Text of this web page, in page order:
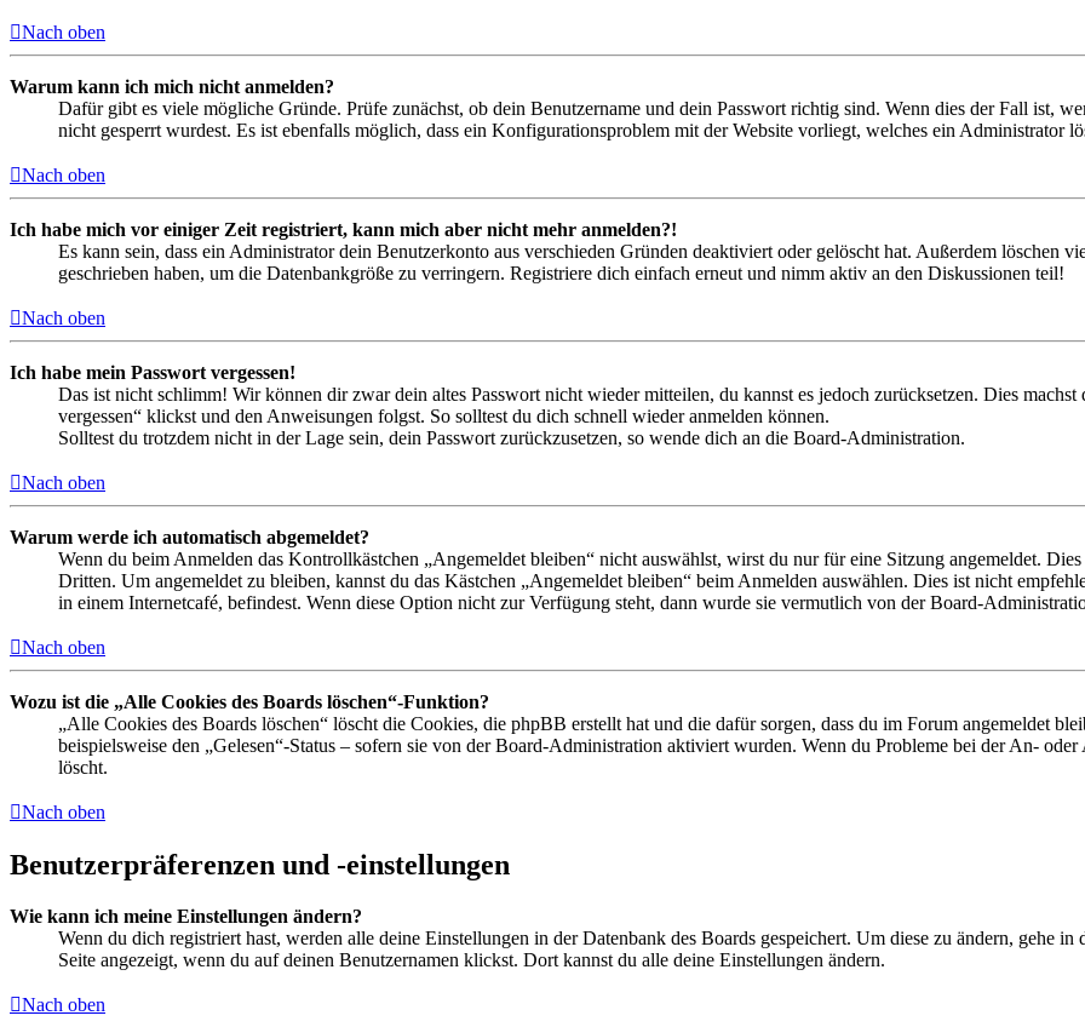
Nach oben
Warum kann ich mich nicht anmelden?
Dafür gibt es viele mögliche Gründe. Prüfe zunächst, ob dein Benutzername und dein Passwort richtig sind. Wenn dies der Fall ist,
nicht gesperrt wurdest. Es ist ebenfalls möglich, dass ein Konfigurationsproblem mit der Website vorliegt, welches ein Administrator
Nach oben
Ich habe mich vor einiger Zeit registriert, kann mich aber nicht mehr anmelden?!
Es kann sein, dass ein Administrator dein Benutzerkonto aus verschieden Gründen deaktiviert oder gelöscht hat. Außerdem löschen
geschrieben haben, um die Datenbankgröße zu verringern. Registriere dich einfach erneut und nimm aktiv an den Diskussionen teil!
Nach oben
Ich habe mein Passwort vergessen!
Das ist nicht schlimm! Wir können dir zwar dein altes Passwort nicht wieder mitteilen, du kannst es jedoch zurücksetzen. Dies
vergessen“ klickst und den Anweisungen folgst. So solltest du dich schnell wieder anmelden können.
Solltest du trotzdem nicht in der Lage sein, dein Passwort zurückzusetzen, so wende dich an die Board-Administration.
Nach oben
Warum werde ich automatisch abgemeldet?
Wenn du beim Anmelden das Kontrollkästchen „Angemeldet bleiben“ nicht auswählst, wirst du nur für eine Sitzung angemeldet.
Dritten. Um angemeldet zu bleiben, kannst du das Kästchen „Angemeldet bleiben“ beim Anmelden auswählen. Dies ist nicht
in einem Internetcafé, befindest. Wenn diese Option nicht zur Verfügung steht, dann wurde sie vermutlich von der Board-
Nach oben
Wozu ist die „Alle Cookies des Boards löschen“-Funktion?
„Alle Cookies des Boards löschen“ löscht die Cookies, die phpBB erstellt hat und die dafür sorgen, dass du im Forum angemeldet
beispielsweise den „Gelesen“-Status – sofern sie von der Board-Administration aktiviert wurden. Wenn du Probleme bei der An-
löscht.
Nach oben
Benutzerpräferenzen und -einstellungen
Wie kann ich meine Einstellungen ändern?
Wenn du dich registriert hast, werden alle deine Einstellungen in der Datenbank des Boards gespeichert. Um diese zu ändern, gehe
Seite angezeigt, wenn du auf deinen Benutzernamen klickst. Dort kannst du alle deine Einstellungen ändern.
Nach oben